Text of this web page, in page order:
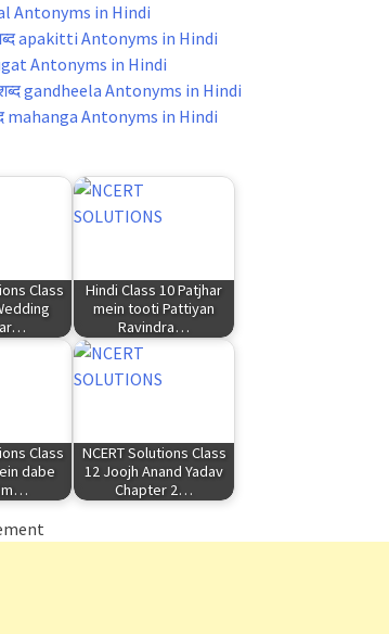
Antonyms in Hindi
apakitti Antonyms in Hindi
Antonyms in Hindi
gandheela Antonyms in Hindi
mahanga Antonyms in Hindi
Class
Hindi Class 10 Patjhar
mein tooti Pattiyan
Ravindra…
Class
dabe
NCERT Solutions Class
12 Joojh Anand Yadav
Chapter 2…